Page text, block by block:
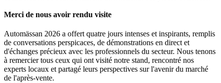
Merci de nous avoir rendu visite
Automässan 2026 a offert quatre jours intenses et inspirants, remplis
de conversations perspicaces, de démonstrations en direct et
d'échanges précieux avec les professionnels du secteur. Nous tenons
à remercier tous ceux qui ont visité notre stand, rencontré nos
experts locaux et partagé leurs perspectives sur l'avenir du marché
de l'après-vente.